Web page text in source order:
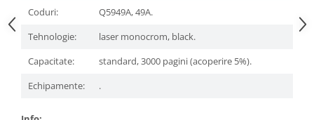
Coduri:
Q5949A, 49A.
Tehnologie:
laser monocrom, black.
Capacitate:
standard, 3000 pagini (acoperire 5%).
Echipamente:
.